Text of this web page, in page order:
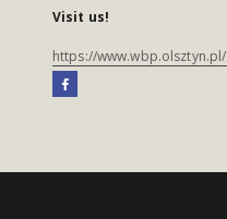
Visit us!
https://www.wbp.olsztyn.pl/